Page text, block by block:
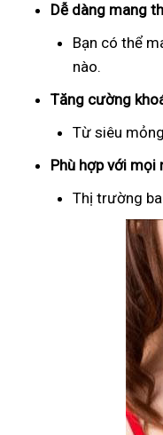
Dễ dàng mang
Bạn có thể
nào.
Tăng cường
Từ siêu
Phù hợp với mọi
Thị trường